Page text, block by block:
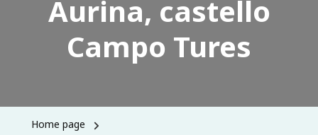
Aurina, castello
Campo Tures
Home page